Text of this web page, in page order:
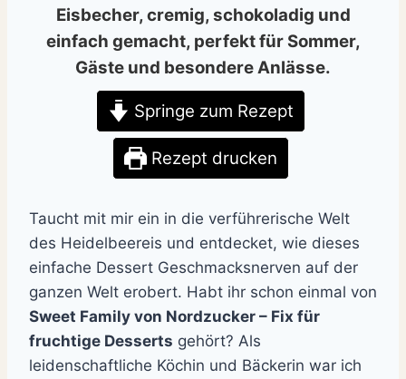
Eisbecher, cremig, schokoladig und
einfach gemacht, perfekt für Sommer,
Gäste und besondere Anlässe.
Springe zum Rezept
Rezept drucken
Taucht mit mir ein in die verführerische Welt
des Heidelbeereis und entdecket, wie dieses
einfache Dessert Geschmacksnerven auf der
ganzen Welt erobert. Habt ihr schon einmal von
Sweet Family von Nordzucker – Fix für
fruchtige Desserts gehört? Als
leidenschaftliche Köchin und Bäckerin war ich